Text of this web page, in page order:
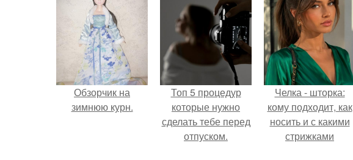
элегантно в любои
ситуации.
Обзорчик на
зимнюю курн.
Топ 5 процедур
которые нужно
сделать тебе перед
отпуском.
Челка - шторка:
кому подходит, как
носить и с какими
стрижками